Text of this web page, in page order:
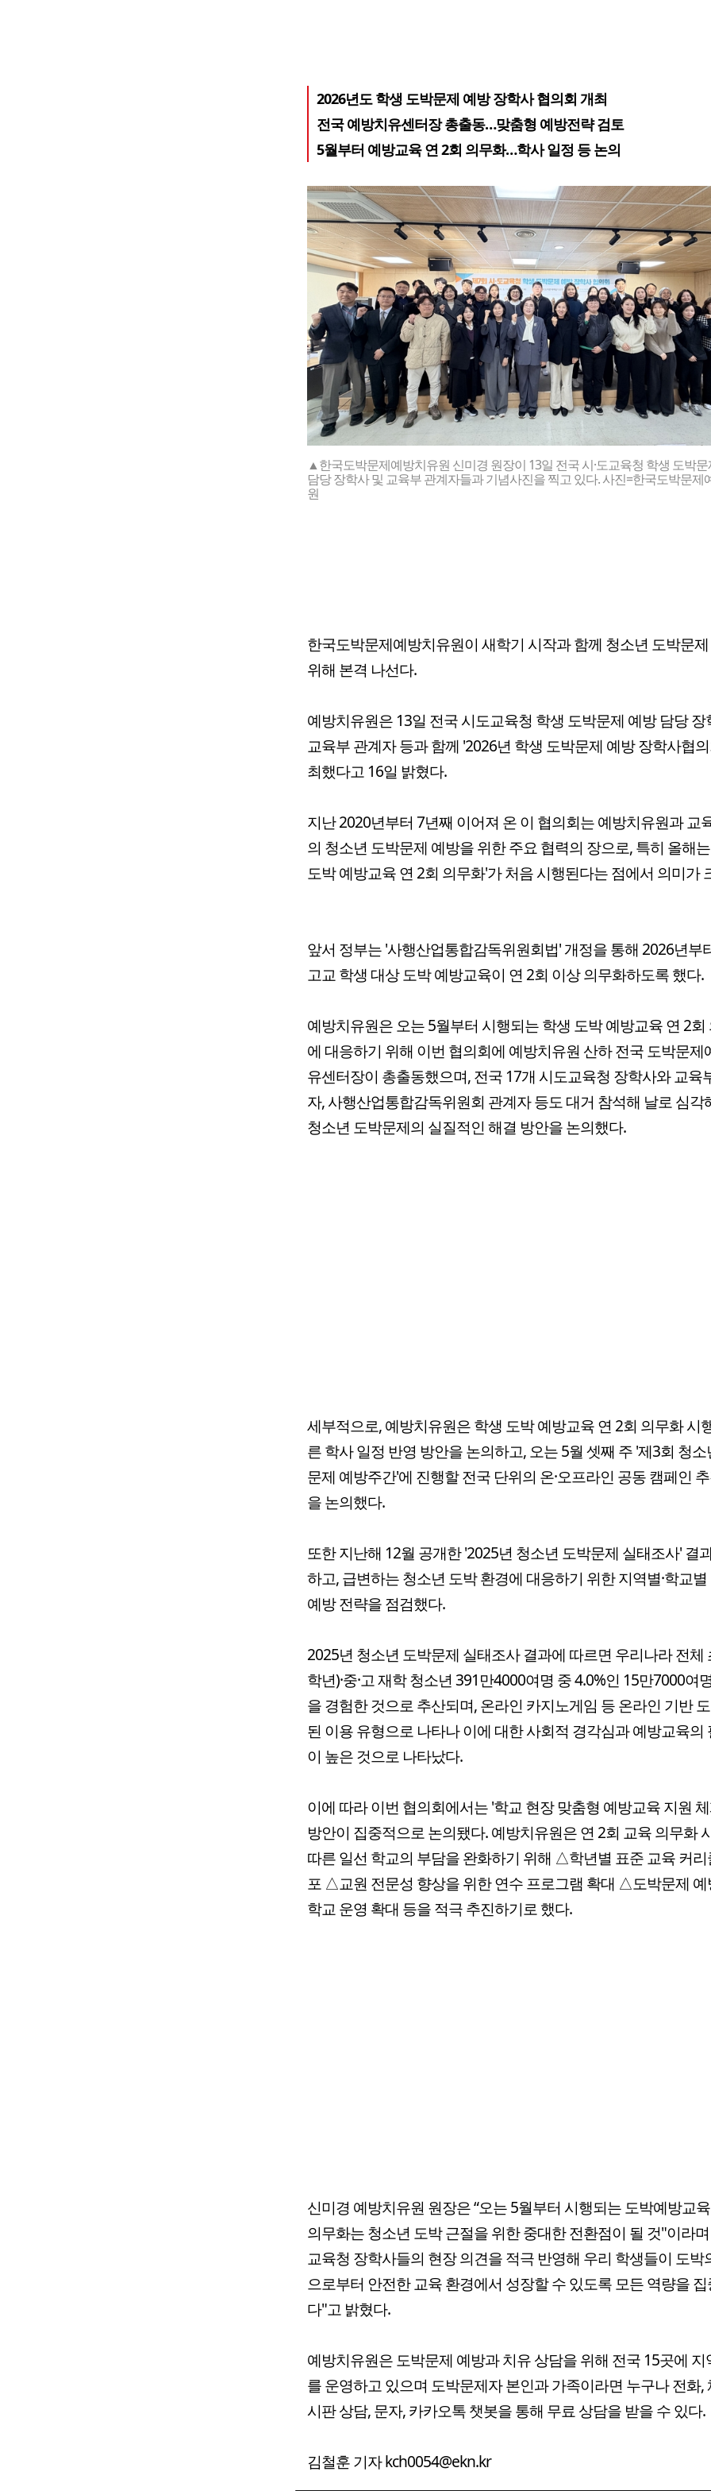
2026년도 학생 도박문제 예방 장학사 협의회 개최
전국 예방치유센터장 총출동…맞춤형 예방전략 검토
5월부터 예방교육 연 2회 의무화…학사 일정 등 논의
▲한국도박문제예방치유원 신미경 원장이 13일 전국 시·도교육청 학생 도박
담당 장학사 및 교육부 관계자들과 기념사진을 찍고 있다. 사진=한국도박문제
원
한국도박문제예방치유원이 새학기 시작과 함께 청소년 도박문
위해 본격 나선다.
예방치유원은 13일 전국 시도교육청 학생 도박문제 예방 담당 장
교육부 관계자 등과 함께 '2026년 학생 도박문제 예방 장학사협
최했다고 16일 밝혔다.
지난 2020년부터 7년째 이어져 온 이 협의회는 예방치유원과 교
의 청소년 도박문제 예방을 위한 주요 협력의 장으로, 특히 올해
도박 예방교육 연 2회 의무화'가 처음 시행된다는 점에서 의미가
앞서 정부는 '사행산업통합감독위원회법' 개정을 통해 2026년부
고교 학생 대상 도박 예방교육이 연 2회 이상 의무화하도록 했다.
예방치유원은 오는 5월부터 시행되는 학생 도박 예방교육 연 2회
에 대응하기 위해 이번 협의회에 예방치유원 산하 전국 도박문제
유센터장이 총출동했으며, 전국 17개 시도교육청 장학사와 교육
자, 사행산업통합감독위원회 관계자 등도 대거 참석해 날로 심각
청소년 도박문제의 실질적인 해결 방안을 논의했다.
세부적으로, 예방치유원은 학생 도박 예방교육 연 2회 의무화 시
른 학사 일정 반영 방안을 논의하고, 오는 5월 셋째 주 '제3회 청
문제 예방주간'에 진행할 전국 단위의 온·오프라인 공동 캠페인
을 논의했다.
또한 지난해 12월 공개한 '2025년 청소년 도박문제 실태조사' 결
하고, 급변하는 청소년 도박 환경에 대응하기 위한 지역별·학교
예방 전략을 점검했다.
2025년 청소년 도박문제 실태조사 결과에 따르면 우리나라 전체
학년)·중·고 재학 청소년 391만4000여명 중 4.0%인 15만7000여
을 경험한 것으로 추산되며, 온라인 카지노게임 등 온라인 기반
된 이용 유형으로 나타나 이에 대한 사회적 경각심과 예방교육의
이 높은 것으로 나타났다.
이에 따라 이번 협의회에서는 '학교 현장 맞춤형 예방교육 지원
방안이 집중적으로 논의됐다. 예방치유원은 연 2회 교육 의무화
따른 일선 학교의 부담을 완화하기 위해 △학년별 표준 교육 커리
포 △교원 전문성 향상을 위한 연수 프로그램 확대 △도박문제 예
학교 운영 확대 등을 적극 추진하기로 했다.
신미경 예방치유원 원장은 “오는 5월부터 시행되는 도박예방교
의무화는 청소년 도박 근절을 위한 중대한 전환점이 될 것"이라며
교육청 장학사들의 현장 의견을 적극 반영해 우리 학생들이 도박
으로부터 안전한 교육 환경에서 성장할 수 있도록 모든 역량을
다"고 밝혔다.
예방치유원은 도박문제 예방과 치유 상담을 위해 전국 15곳에 지
를 운영하고 있으며 도박문제자 본인과 가족이라면 누구나 전화,
시판 상담, 문자, 카카오톡 챗봇을 통해 무료 상담을 받을 수 있다.
김철훈 기자 kch0054@ekn.kr